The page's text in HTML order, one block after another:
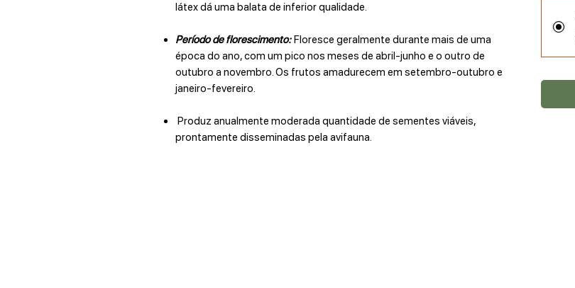
látex dá uma balata de inferior qualidade.
Período de florescimento: Floresce geralmente durante mais de uma
época do ano, com um pico nos meses de abril-junho e o outro de
outubro a novembro. Os frutos amadurecem em setembro-outubro e
janeiro-fevereiro.
Produz anualmente moderada quantidade de sementes viáveis,
prontamente disseminadas pela avifauna.